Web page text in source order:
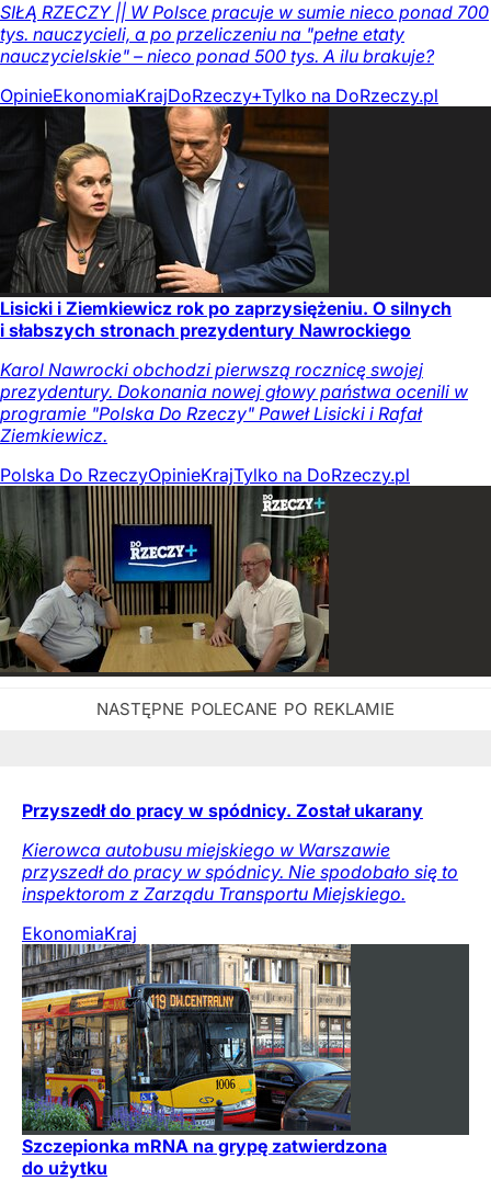
SIŁĄ RZECZY || W Polsce pracuje w sumie nieco ponad 700
tys. nauczycieli, a po przeliczeniu na "pełne etaty
nauczycielskie" – nieco ponad 500 tys. A ilu brakuje?
OpinieEkonomiaKrajDoRzeczy+Tylko na DoRzeczy.pl
Lisicki i Ziemkiewicz rok po zaprzysiężeniu. O silnych
i słabszych stronach prezydentury Nawrockiego
Karol Nawrocki obchodzi pierwszą rocznicę swojej
prezydentury. Dokonania nowej głowy państwa ocenili w
programie "Polska Do Rzeczy" Paweł Lisicki i Rafał
Ziemkiewicz.
Polska Do RzeczyOpinieKrajTylko na DoRzeczy.pl
Przyszedł do pracy w spódnicy. Został ukarany
Kierowca autobusu miejskiego w Warszawie
przyszedł do pracy w spódnicy. Nie spodobało się to
inspektorom z Zarządu Transportu Miejskiego.
EkonomiaKraj
Szczepionka mRNA na grypę zatwierdzona
do użytku